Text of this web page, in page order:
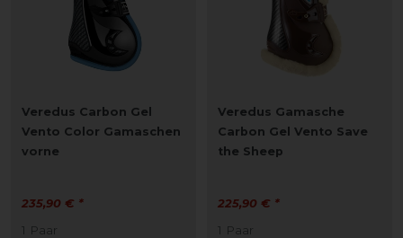
Veredus Carbon Gel
Vento Color Gamaschen
vorne
235,90 € *
1 Paar
Veredus Gamasche
Carbon Gel Vento Save
the Sheep
225,90 € *
1 Paar